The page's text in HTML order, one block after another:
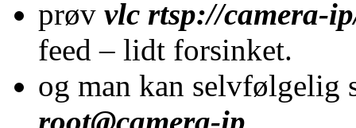
prøv vlc rtsp://camera-
feed – lidt forsinket.
og man kan selvfølgelig
root@camera-ip